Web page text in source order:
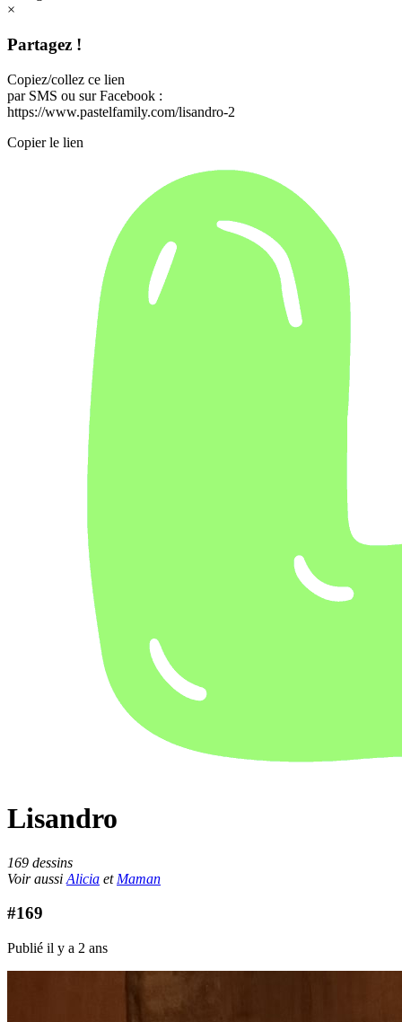
×
Partagez !
Copiez/collez ce lien
par SMS ou sur Facebook :
https://www.pastelfamily.com/lisandro-2
Copier le lien
Lisandro
169 dessins
Voir aussi Alicia et Maman
#169
Publié il y a 2 ans